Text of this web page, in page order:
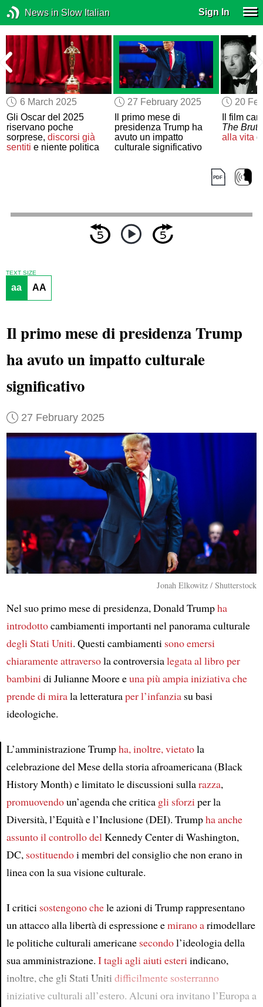
News in Slow Italian Sign In
6 March 2025
Gli Oscar del 2025
riservano poche
sorprese,discorsi già
sentiti e niente politica
27 February 2025
Il primo mese di
presidenza Trump ha
avuto un impatto
culturale significativo
20
Il film
The
alla vita
TEXT SIZE
aa AA
Il primo mese di presidenza Trump
ha avuto un impatto culturale
significativo
27 February 2025
Jonah Elkowitz / Shutterstock
Nel suo primo mese di presidenza, Donald Trumpha
introdottocambiamenti importanti nel panorama culturale
degli Stati Uniti. Questi cambiamenti sono emersi
chiaramente attraversola controversialegata al libro per
bambini di Julianne Moore euna più ampia iniziativache
prende di mirala letteraturaper l’infanziasu basi
ideologiche.
L’amministrazione Trumpha, inoltre, vietatola
celebrazione del Mese della storia afroamericana (Black
History Month) e limitato le discussioni sullarazza,
promuovendoun’agenda che critica gli sforzi per la
Diversità, l’Equità e l’Inclusione (DEI). Trumpha anche
assunto il controllo del Kennedy Center di Washington,
DC, sostituendoi membri del consiglio che non erano in
linea con la sua visione culturale.
I critici sostengono chele azioni di Trump rappresentano
un attacco alla libertà di espressione emirano arimodellare
le politiche culturali americane secondol’ideologia della
sua amministrazione. I tagli agli aiuti esteri indicano,
inoltre, che gli Stati Uniti difficilmente sosterranno
iniziative culturali all’estero. Alcuni ora invitano l’Europa a